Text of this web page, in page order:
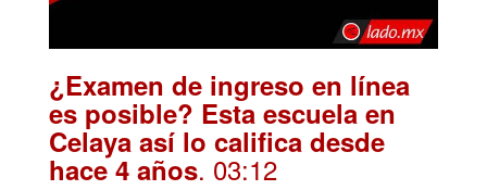
¿Examen de ingreso en línea
es posible? Esta escuela en
Celaya así lo califica desde
hace 4 años. 03:12